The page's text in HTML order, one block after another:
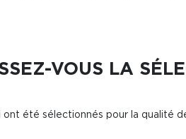
VOUS LA
été sélectionnés pour la qualité